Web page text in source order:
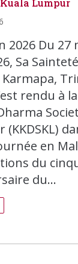
Lumpur
2026 Du 27
Sa
Karmapa,
rendu à
(KKDSKL)
en
du
du...